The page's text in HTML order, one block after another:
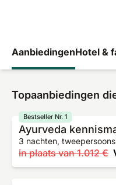
AanbiedingenHotel &
Topaanbiedingen
Ayurveda
3 nachten,
in plaats van 1.012 €
Bestseller Nr. 1